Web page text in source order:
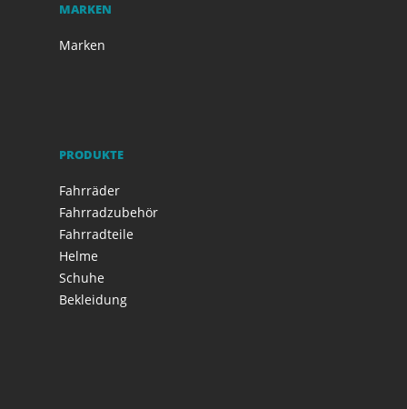
MARKEN
Marken
PRODUKTE
Fahrräder
Fahrradzubehör
Fahrradteile
Helme
Schuhe
Bekleidung